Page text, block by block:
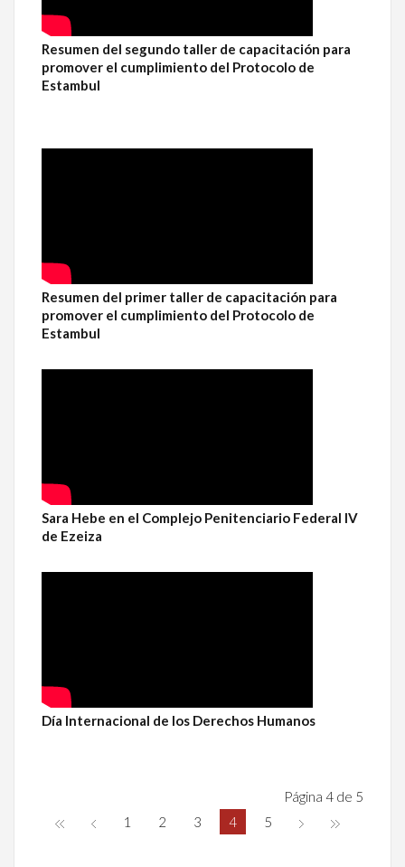
Resumen del segundo taller de capacitación para
promover el cumplimiento del Protocolo de
Estambul
Resumen del primer taller de capacitación para
promover el cumplimiento del Protocolo de
Estambul
Sara Hebe en el Complejo Penitenciario Federal IV
de Ezeiza
Día Internacional de los Derechos Humanos
Página 4 de 5
1
2 3 4 5